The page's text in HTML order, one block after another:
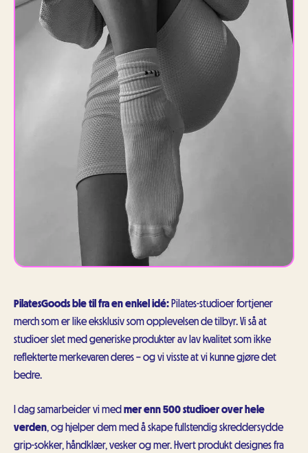
PilatesGoods ble til fra en enkel idé: Pilates-studioer fortjener
merch som er like eksklusiv som opplevelsen de tilbyr. Vi så at
studioer slet med generiske produkter av lav kvalitet som ikke
reflekterte merkevaren deres – og vi visste at vi kunne gjøre det
bedre.
I dag samarbeider vi med mer enn 500 studioer over hele
verden, og hjelper dem med å skape fullstendig skreddersydde
grip-sokker, håndklær, vesker og mer. Hvert produkt designes fra